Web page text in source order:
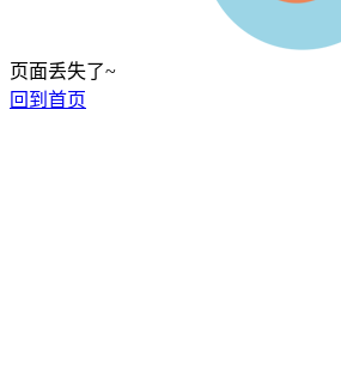
页面丢失了~
回到首页